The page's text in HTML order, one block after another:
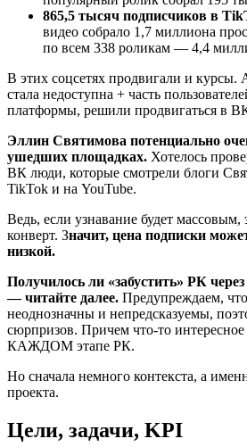
865,5 тысяч подписчиков в
видео собрало 1,7 миллиона
по всем 338 роликам — 4,4
В этих соцсетях продвигали и курсы.
стала недоступна + часть
платформы, решили продвигаться в
Эллин Святимова потенциально
ушедших площадках. Хотелось
ВК люди, которые смотрели блоги
TikTok и на YouTube.
Ведь, если узнавание будет массовым,
конверт. Значит, цена подписки
низкой.
Получилось ли «забустить» РК через
— читайте далее. Предупреждаем,
неоднозначны и непредсказуемы,
сюрпризов. Причем что-то
КАЖДОМ этапе РК.
Но сначала немного контекста, а
проекта.
Цели, задачи, KPI